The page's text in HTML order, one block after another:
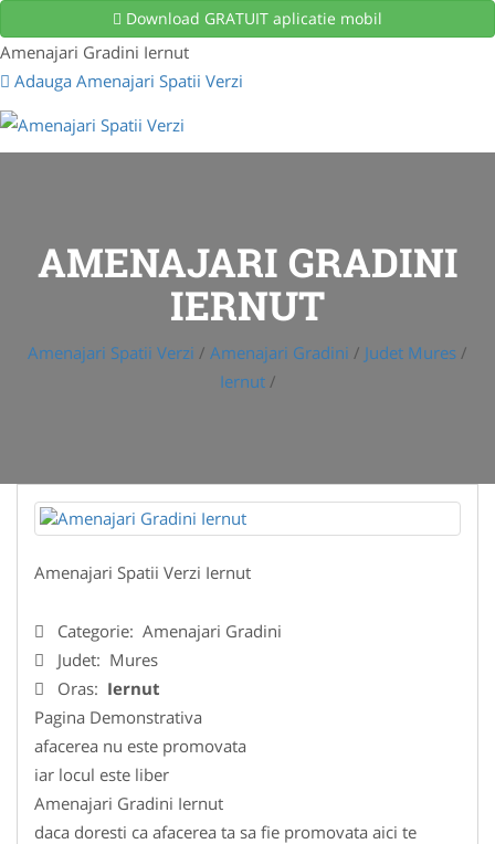
Download GRATUIT aplicatie mobil
Amenajari Gradini Iernut
Adauga Amenajari Spatii Verzi
AMENAJARI GRADINI
IERNUT
Amenajari Spatii Verzi / Amenajari Gradini / Judet Mures /
Iernut/
Amenajari Spatii Verzi Iernut
Categorie: Amenajari Gradini
Judet: Mures
Oras: Iernut
Pagina Demonstrativa
afacerea nu este promovata
iar locul este liber
Amenajari Gradini Iernut
daca doresti ca afacerea ta sa fie promovata aici te